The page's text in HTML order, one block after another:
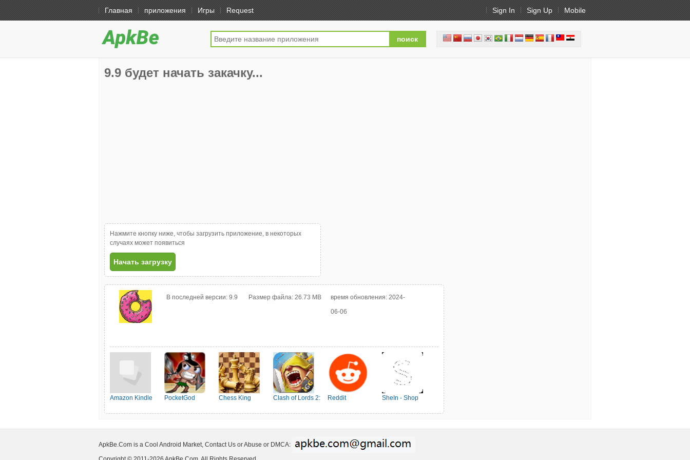
Главная приложения Игры Request Sign In Sign Up Mobile
9.9 будет начать закачку...
Нажмите кнопку ниже, чтобы загрузить приложение, в некоторых
случаях может появиться
Начать загрузку
В последней версии: 9.9 Размер файла: 26.73 MB время обновления: 2024-
06-06
Amazon Kindle PocketGod Chess King
Clash of Lords 2:
Reddit
SheIn - Shop
ApkBe.Com is a Cool Android Market, Contact Us or Abuse or DMCA: